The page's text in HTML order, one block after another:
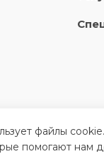
файлы
помогают нам